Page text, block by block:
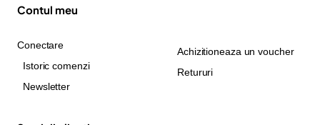
Contul meu
Conectare
Istoric comenzi
Newsletter
Achizitioneaza un voucher
Retururi